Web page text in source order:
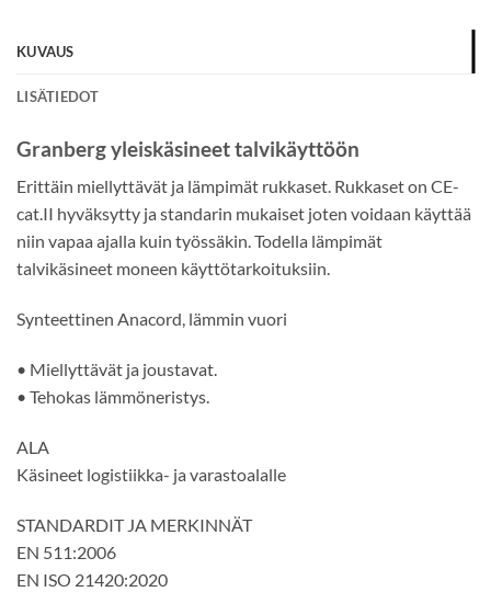
KUVAUS
LISÄTIEDOT
Granberg yleiskäsineet talvikäyttöön
Erittäin miellyttävät ja lämpimät rukkaset. Rukkaset on CE-
cat.II hyväksytty ja standarin mukaiset joten voidaan käyttää
niin vapaa ajalla kuin työssäkin. Todella lämpimät
talvikäsineet moneen käyttötarkoituksiin.
Synteettinen Anacord, lämmin vuori
• Miellyttävät ja joustavat.
• Tehokas lämmöneristys.
ALA
Käsineet logistiikka- ja varastoalalle
STANDARDIT JA MERKINNÄT
EN 511:2006
EN ISO 21420:2020